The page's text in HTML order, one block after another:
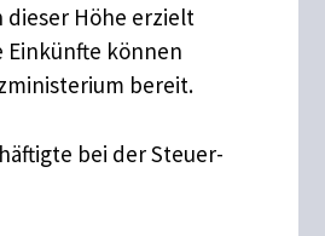
dieser Höhe erzielt
Einkünfte können
bereit.
bei der Steuer-